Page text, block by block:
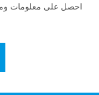
على معلومات ومواد